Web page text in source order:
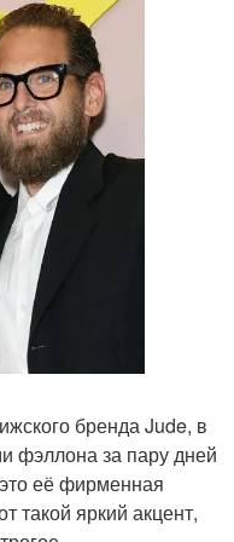
бренда Jude, в
фэллона за пару дней
её фирменная
такой яркий акцент,